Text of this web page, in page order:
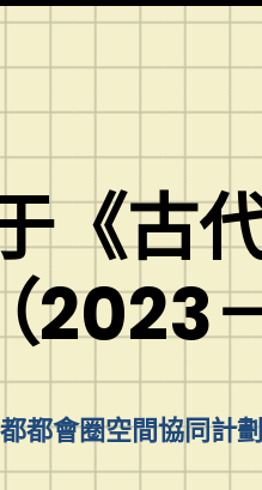
《古
2023
都會圈空間協同計